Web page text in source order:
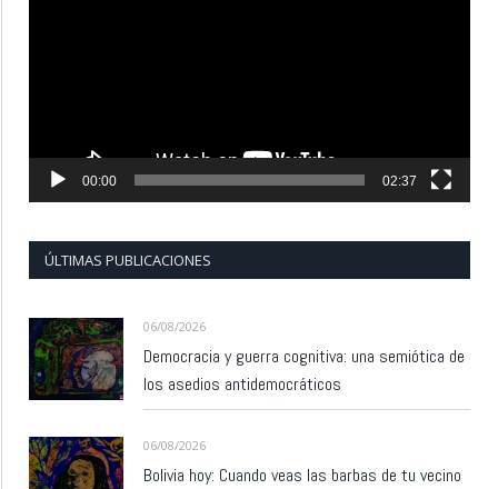
00:00 02:37
ÚLTIMAS PUBLICACIONES
06/08/2026
Democracia y guerra cognitiva: una semiótica de
los asedios antidemocráticos
06/08/2026
Bolivia hoy: Cuando veas las barbas de tu vecino